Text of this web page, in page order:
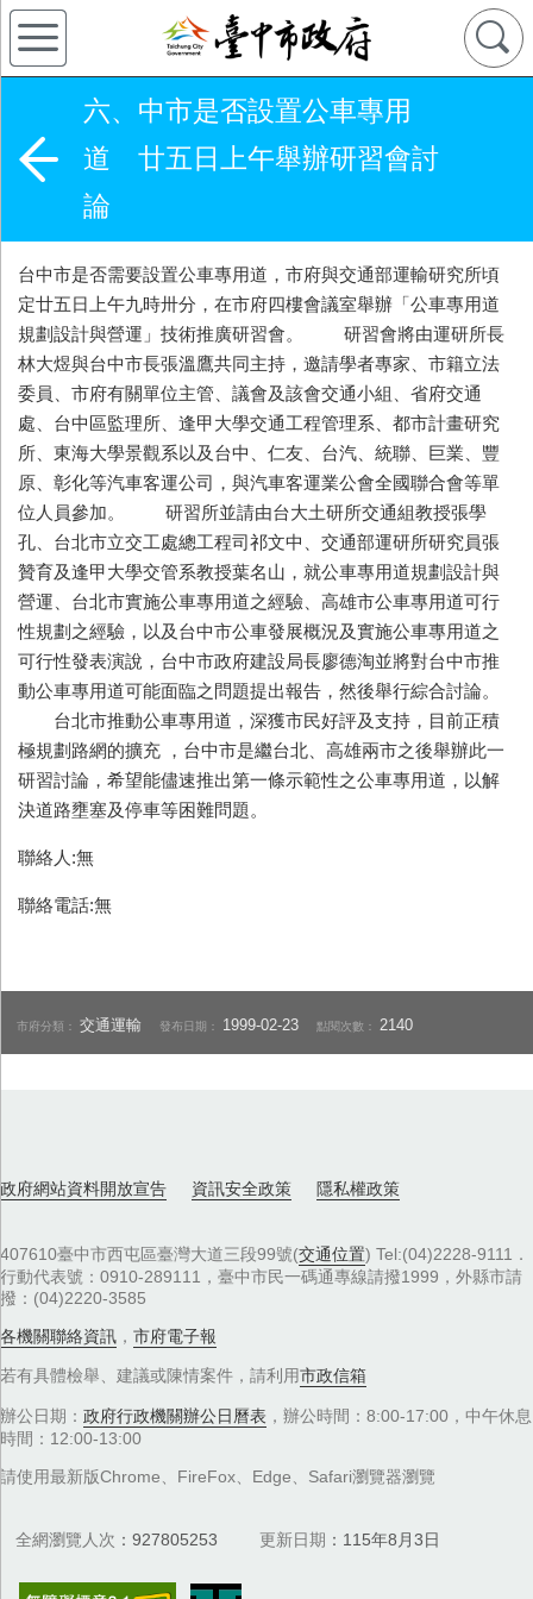
六、中市是否設置公車專用
道 廿五日上午舉辦研習會討
論
台中市是否需要設置公車專用道，市府與交通部運輸研究所頃
定廿五日上午九時卅分，在市府四樓會議室舉辦「公車專用道
規劃設計與營運」技術推廣研習會。 研習會將由運研所長
林大煜與台中市長張溫鷹共同主持，邀請學者專家、市籍立法
委員、市府有關單位主管、議會及該會交通小組、省府交通
處、台中區監理所、逢甲大學交通工程管理系、都市計畫研究
所、東海大學景觀系以及台中、仁友、台汽、統聯、巨業、豐
原、彰化等汽車客運公司，與汽車客運業公會全國聯合會等單
位人員參加。 研習所並請由台大土研所交通組教授張學
孔、台北市立交工處總工程司祁文中、交通部運研所研究員張
贊育及逢甲大學交管系教授葉名山，就公車專用道規劃設計與
營運、台北市實施公車專用道之經驗、高雄市公車專用道可行
性規劃之經驗，以及台中市公車發展概況及實施公車專用道之
可行性發表演說，台中市政府建設局長廖德淘並將對台中市推
動公車專用道可能面臨之問題提出報告，然後舉行綜合討論。
台北市推動公車專用道，深獲市民好評及支持，目前正積
極規劃路網的擴充 ，台中市是繼台北、高雄兩市之後舉辦此一
研習討論，希望能儘速推出第一條示範性之公車專用道，以解
決道路壅塞及停車等困難問題。
聯絡人:無
聯絡電話:無
市府分類：交通運輸 發布日期： 1999-02-23 點閱次數： 2140
政府網站資料開放宣告 資訊安全政策 隱私權政策
407610臺中市西屯區臺灣大道三段99號(交通位置) Tel:(04)2228-9111．
行動代表號：0910-289111，臺中市民一碼通專線請撥1999，外縣市請
撥：(04)2220-3585
各機關聯絡資訊 ， 市府電子報
若有具體檢舉、建議或陳情案件，請利用市政信箱
辦公日期： 政府行政機關辦公日曆表 ，辦公時間：8:00-17:00，中午休息
時間：12:00-13:00
請使用最新版Chrome、FireFox、Edge、Safari瀏覽器瀏覽
全網瀏覽人次 927805253 更新日期 115年8月3日